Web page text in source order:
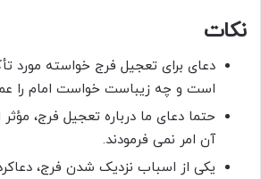
نکات
دعای برای تعجیل فرج خواسته مورد
است و چه زیباست خواست امام را
حتما دعای ما درباره تعجیل فرج،
آن امر نمی فرمودند.
یکی از اسباب نزدیک شدن فرج،